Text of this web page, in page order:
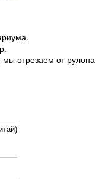
мы отрезаем от рулона